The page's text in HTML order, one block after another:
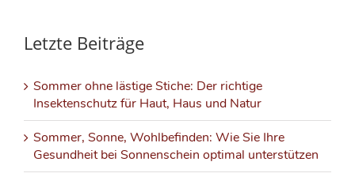
Letzte Beiträge
Sommer ohne lästige Stiche: Der richtige
Insektenschutz für Haut, Haus und Natur
Sommer, Sonne, Wohlbefinden: Wie Sie Ihre
Gesundheit bei Sonnenschein optimal unterstützen